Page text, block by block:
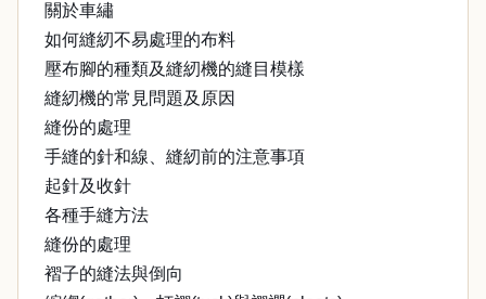
關於車繡
如何縫紉不易處理的布料
壓布腳的種類及縫紉機的縫目模樣
縫紉機的常見問題及原因
縫份的處理
手縫的針和線、縫紉前的注意事項
起針及收針
各種手縫方法
縫份的處理
褶子的縫法與倒向